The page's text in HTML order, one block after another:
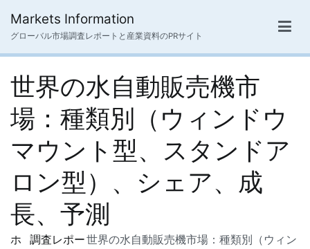
ス
Markets Information
グローバル市場調査レポートと産業資料のPRサイト
世界の水自動販売機市
場：種類別（ウィンドウ
マウント型、スタンドア
ロン型）、シェア、成
長、予測
ホ
調査レポー世界の水自動販売機市場：種類別（ウィン